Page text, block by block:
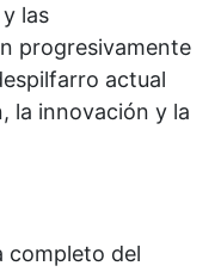
las
progresivamente
actual
la innovación y la
completo del